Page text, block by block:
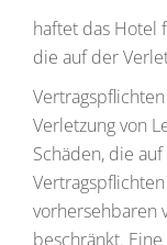
haftet das Hotel
die auf der
Verletzung von
Schäden, die
vorhersehbaren
beschränkt.